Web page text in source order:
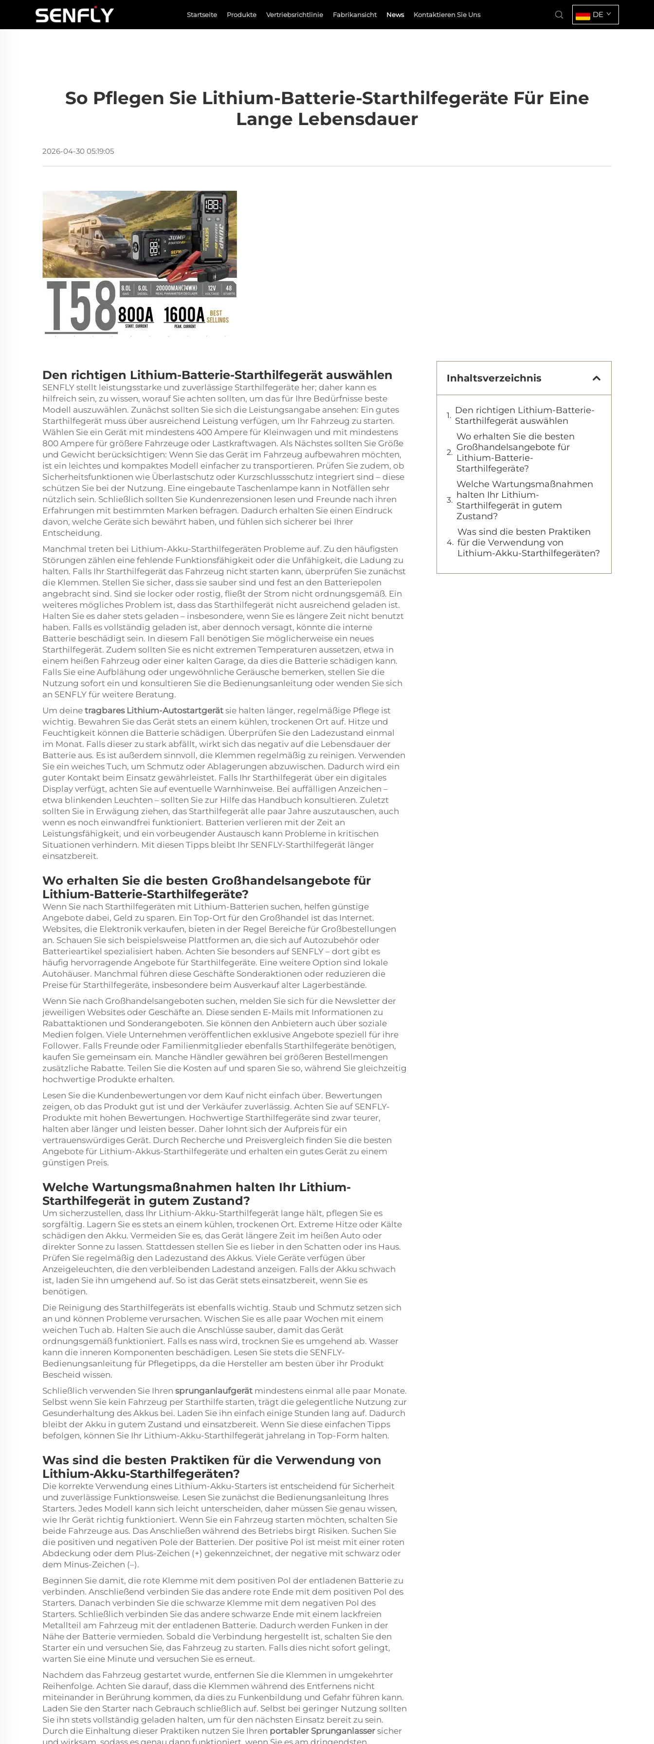
Startseite Produkte Vertriebsrichtlinie Fabrikansicht News Kontaktieren Sie Uns DE
So Pflegen Sie Lithium-Batterie-Starthilfegeräte Für Eine
Lange Lebensdauer
2026-04-30 05:19:05
Den richtigen Lithium-Batterie-Starthilfegerät auswählen
SENFLY stellt leistungsstarke und zuverlässige Starthilfegeräte her; daher kann es
hilfreich sein, zu wissen, worauf Sie achten sollten, um das für Ihre Bedürfnisse beste
Modell auszuwählen. Zunächst sollten Sie sich die Leistungsangabe ansehen: Ein gutes
Starthilfegerät muss über ausreichend Leistung verfügen, um Ihr Fahrzeug zu starten.
Wählen Sie ein Gerät mit mindestens 400 Ampere für Kleinwagen und mit mindestens
800 Ampere für größere Fahrzeuge oder Lastkraftwagen. Als Nächstes sollten Sie Größe
und Gewicht berücksichtigen: Wenn Sie das Gerät im Fahrzeug aufbewahren möchten,
ist ein leichtes und kompaktes Modell einfacher zu transportieren. Prüfen Sie zudem, ob
Sicherheitsfunktionen wie Überlastschutz oder Kurzschlussschutz integriert sind – diese
schützen Sie bei der Nutzung. Eine eingebaute Taschenlampe kann in Notfällen sehr
nützlich sein. Schließlich sollten Sie Kundenrezensionen lesen und Freunde nach ihren
Erfahrungen mit bestimmten Marken befragen. Dadurch erhalten Sie einen Eindruck
davon, welche Geräte sich bewährt haben, und fühlen sich sicherer bei Ihrer
Entscheidung.
Manchmal treten bei Lithium-Akku-Starthilfegeräten Probleme auf. Zu den häufigsten
Störungen zählen eine fehlende Funktionsfähigkeit oder die Unfähigkeit, die Ladung zu
halten. Falls Ihr Starthilfegerät das Fahrzeug nicht starten kann, überprüfen Sie zunächst
die Klemmen. Stellen Sie sicher, dass sie sauber sind und fest an den Batteriepolen
angebracht sind. Sind sie locker oder rostig, fließt der Strom nicht ordnungsgemäß. Ein
weiteres mögliches Problem ist, dass das Starthilfegerät nicht ausreichend geladen ist.
Halten Sie es daher stets geladen – insbesondere, wenn Sie es längere Zeit nicht benutzt
haben. Falls es vollständig geladen ist, aber dennoch versagt, könnte die interne
Batterie beschädigt sein. In diesem Fall benötigen Sie möglicherweise ein neues
Starthilfegerät. Zudem sollten Sie es nicht extremen Temperaturen aussetzen, etwa in
einem heißen Fahrzeug oder einer kalten Garage, da dies die Batterie schädigen kann.
Falls Sie eine Aufblähung oder ungewöhnliche Geräusche bemerken, stellen Sie die
Nutzung sofort ein und konsultieren Sie die Bedienungsanleitung oder wenden Sie sich
an SENFLY für weitere Beratung.
Um deine tragbares Lithium-Autostartgerät sie halten länger, regelmäßige Pflege ist
wichtig. Bewahren Sie das Gerät stets an einem kühlen, trockenen Ort auf. Hitze und
Feuchtigkeit können die Batterie schädigen. Überprüfen Sie den Ladezustand einmal
im Monat. Falls dieser zu stark abfällt, wirkt sich das negativ auf die Lebensdauer der
Batterie aus. Es ist außerdem sinnvoll, die Klemmen regelmäßig zu reinigen. Verwenden
Sie ein weiches Tuch, um Schmutz oder Ablagerungen abzuwischen. Dadurch wird ein
guter Kontakt beim Einsatz gewährleistet. Falls Ihr Starthilfegerät über ein digitales
Display verfügt, achten Sie auf eventuelle Warnhinweise. Bei auffälligen Anzeichen –
etwa blinkenden Leuchten – sollten Sie zur Hilfe das Handbuch konsultieren. Zuletzt
sollten Sie in Erwägung ziehen, das Starthilfegerät alle paar Jahre auszutauschen, auch
wenn es noch einwandfrei funktioniert. Batterien verlieren mit der Zeit an
Leistungsfähigkeit, und ein vorbeugender Austausch kann Probleme in kritischen
Situationen verhindern. Mit diesen Tipps bleibt Ihr SENFLY-Starthilfegerät länger
einsatzbereit.
Wo erhalten Sie die besten Großhandelsangebote für
Lithium-Batterie-Starthilfegeräte?
Wenn Sie nach Starthilfegeräten mit Lithium-Batterien suchen, helfen günstige
Angebote dabei, Geld zu sparen. Ein Top-Ort für den Großhandel ist das Internet.
Websites, die Elektronik verkaufen, bieten in der Regel Bereiche für Großbestellungen
an. Schauen Sie sich beispielsweise Plattformen an, die sich auf Autozubehör oder
Batterieartikel spezialisiert haben. Achten Sie besonders auf SENFLY – dort gibt es
häufig hervorragende Angebote für Starthilfegeräte. Eine weitere Option sind lokale
Autohäuser. Manchmal führen diese Geschäfte Sonderaktionen oder reduzieren die
Preise für Starthilfegeräte, insbesondere beim Ausverkauf alter Lagerbestände.
Wenn Sie nach Großhandelsangeboten suchen, melden Sie sich für die Newsletter der
jeweiligen Websites oder Geschäfte an. Diese senden E-Mails mit Informationen zu
Rabattaktionen und Sonderangeboten. Sie können den Anbietern auch über soziale
Medien folgen. Viele Unternehmen veröffentlichen exklusive Angebote speziell für ihre
Follower. Falls Freunde oder Familienmitglieder ebenfalls Starthilfegeräte benötigen,
kaufen Sie gemeinsam ein. Manche Händler gewähren bei größeren Bestellmengen
zusätzliche Rabatte. Teilen Sie die Kosten auf und sparen Sie so, während Sie gleichzeitig
hochwertige Produkte erhalten.
Lesen Sie die Kundenbewertungen vor dem Kauf nicht einfach über. Bewertungen
zeigen, ob das Produkt gut ist und der Verkäufer zuverlässig. Achten Sie auf SENFLY-
Produkte mit hohen Bewertungen. Hochwertige Starthilfegeräte sind zwar teurer,
halten aber länger und leisten besser. Daher lohnt sich der Aufpreis für ein
vertrauenswürdiges Gerät. Durch Recherche und Preisvergleich finden Sie die besten
Angebote für Lithium-Akkus-Starthilfegeräte und erhalten ein gutes Gerät zu einem
günstigen Preis.
Welche Wartungsmaßnahmen halten Ihr Lithium-
Starthilfegerät in gutem Zustand?
Um sicherzustellen, dass Ihr Lithium-Akku-Starthilfegerät lange hält, pflegen Sie es
sorgfältig. Lagern Sie es stets an einem kühlen, trockenen Ort. Extreme Hitze oder Kälte
schädigen den Akku. Vermeiden Sie es, das Gerät längere Zeit im heißen Auto oder
direkter Sonne zu lassen. Stattdessen stellen Sie es lieber in den Schatten oder ins Haus.
Prüfen Sie regelmäßig den Ladezustand des Akkus. Viele Geräte verfügen über
Anzeigeleuchten, die den verbleibenden Ladestand anzeigen. Falls der Akku schwach
ist, laden Sie ihn umgehend auf. So ist das Gerät stets einsatzbereit, wenn Sie es
benötigen.
Die Reinigung des Starthilfegeräts ist ebenfalls wichtig. Staub und Schmutz setzen sich
an und können Probleme verursachen. Wischen Sie es alle paar Wochen mit einem
weichen Tuch ab. Halten Sie auch die Anschlüsse sauber, damit das Gerät
ordnungsgemäß funktioniert. Falls es nass wird, trocknen Sie es umgehend ab. Wasser
kann die inneren Komponenten beschädigen. Lesen Sie stets die SENFLY-
Bedienungsanleitung für Pflegetipps, da die Hersteller am besten über ihr Produkt
Bescheid wissen.
Schließlich verwenden Sie Ihren sprunganlaufgerät mindestens einmal alle paar Monate.
Selbst wenn Sie kein Fahrzeug per Starthilfe starten, trägt die gelegentliche Nutzung zur
Gesunderhaltung des Akkus bei. Laden Sie ihn einfach einige Stunden lang auf. Dadurch
bleibt der Akku in gutem Zustand und einsatzbereit. Wenn Sie diese einfachen Tipps
befolgen, können Sie Ihr Lithium-Akku-Starthilfegerät jahrelang in Top-Form halten.
Was sind die besten Praktiken für die Verwendung von
Lithium-Akku-Starthilfegeräten?
Die korrekte Verwendung eines Lithium-Akku-Starters ist entscheidend für Sicherheit
und zuverlässige Funktionsweise. Lesen Sie zunächst die Bedienungsanleitung Ihres
Starters. Jedes Modell kann sich leicht unterscheiden, daher müssen Sie genau wissen,
wie Ihr Gerät richtig funktioniert. Wenn Sie ein Fahrzeug starten möchten, schalten Sie
beide Fahrzeuge aus. Das Anschließen während des Betriebs birgt Risiken. Suchen Sie
die positiven und negativen Pole der Batterien. Der positive Pol ist meist mit einer roten
Abdeckung oder dem Plus-Zeichen (+) gekennzeichnet, der negative mit schwarz oder
dem Minus-Zeichen (–).
Beginnen Sie damit, die rote Klemme mit dem positiven Pol der entladenen Batterie zu
verbinden. Anschließend verbinden Sie das andere rote Ende mit dem positiven Pol des
Starters. Danach verbinden Sie die schwarze Klemme mit dem negativen Pol des
Starters. Schließlich verbinden Sie das andere schwarze Ende mit einem lackfreien
Metallteil am Fahrzeug mit der entladenen Batterie. Dadurch werden Funken in der
Nähe der Batterie vermieden. Sobald die Verbindung hergestellt ist, schalten Sie den
Starter ein und versuchen Sie, das Fahrzeug zu starten. Falls dies nicht sofort gelingt,
warten Sie eine Minute und versuchen Sie es erneut.
Nachdem das Fahrzeug gestartet wurde, entfernen Sie die Klemmen in umgekehrter
Reihenfolge. Achten Sie darauf, dass die Klemmen während des Entfernens nicht
miteinander in Berührung kommen, da dies zu Funkenbildung und Gefahr führen kann.
Laden Sie den Starter nach Gebrauch schließlich auf. Selbst bei geringer Nutzung sollten
Sie ihn stets vollständig geladen halten, um für den nächsten Einsatz bereit zu sein.
Durch die Einhaltung dieser Praktiken nutzen Sie Ihren portabler Sprunganlasser sicher
und wirksam, sodass es genau dann funktioniert, wenn Sie es am dringendsten
Inhaltsverzeichnis
Den richtigen Lithium-Batterie-
Starthilfegerät auswählen
Wo erhalten Sie die besten
Großhandelsangebote für
Lithium-Batterie-
Starthilfegeräte?
Welche Wartungsmaßnahmen
halten Ihr Lithium-
Starthilfegerät in gutem
Zustand?
Was sind die besten Praktiken
für die Verwendung von
Lithium-Akku-Starthilfegeräten?